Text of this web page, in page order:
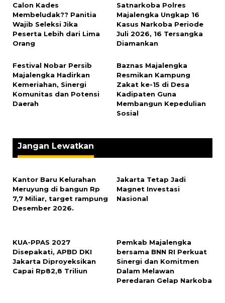
‎Calon Kades
Membeludak?? Panitia
Wajib Seleksi Jika
Peserta Lebih dari Lima
Orang
Satnarkoba Polres
Majalengka Ungkap 16
Kasus Narkoba Periode
Juli 2026, 16 Tersangka
Diamankan
Festival Nobar Persib
Majalengka Hadirkan
Kemeriahan, Sinergi
Komunitas dan Potensi
Daerah
Baznas Majalengka
Resmikan Kampung
Zakat ke-15 di Desa
Kadipaten Guna
Membangun Kepedulian
Sosial
Jangan Lewatkan
Kantor Baru Kelurahan
Meruyung di bangun Rp
7,7 Miliar, target rampung
Desember 2026.
Jakarta Tetap Jadi
Magnet Investasi
Nasional
KUA-PPAS 2027
Disepakati, APBD DKI
Jakarta Diproyeksikan
Capai Rp82,8 Triliun
Pemkab Majalengka
bersama BNN RI Perkuat
Sinergi dan Komitmen
Dalam Melawan
Peredaran Gelap Narkoba